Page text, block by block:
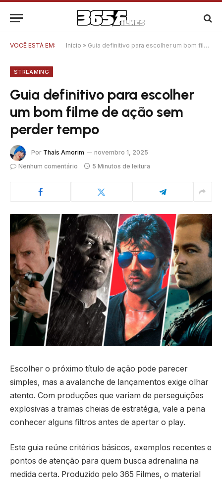
VOCÊ ESTÁ EM: Início » Guia definitivo para escolher um bom filme de ação sem perder tempo
STREAMING
Guia definitivo para escolher
um bom filme de ação sem
perder tempo
Por Thaís Amorim
novembro 1, 2025
Nenhum comentário
5 Minutos de leitura
Escolher o próximo título de ação pode parecer
simples, mas a avalanche de lançamentos exige olhar
atento. Com produções que variam de perseguições
explosivas a tramas cheias de estratégia, vale a pena
conhecer alguns filtros antes de apertar o play.
Este guia reúne critérios básicos, exemplos recentes e
pontos de atenção para quem busca adrenalina na
medida certa. Produzido pelo 365 Filmes, o material